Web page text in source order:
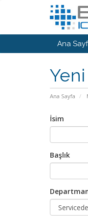
Ana
Ana Sayfa
İsim
Başlık